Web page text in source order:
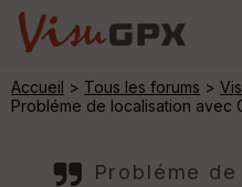
Accueil > Tous les forums >
Probléme de localisation avec
Probléme